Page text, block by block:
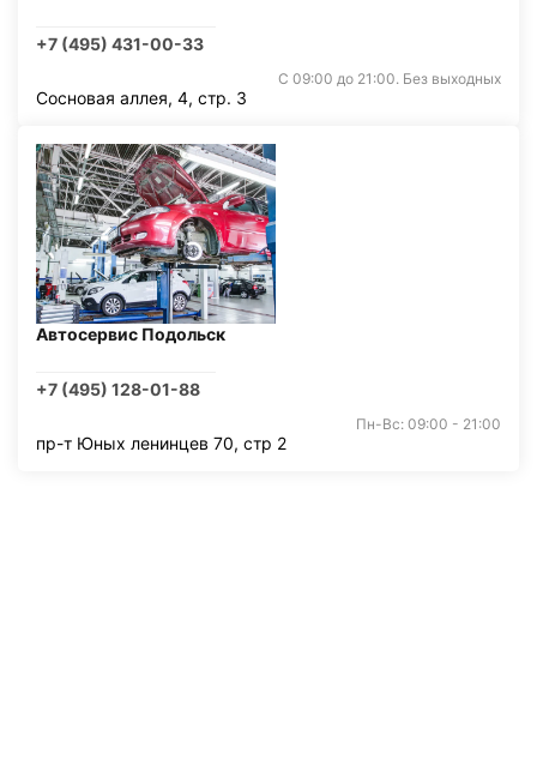
+7 (495) 431-00-33
С 09:00 до 21:00. Без выходных
Сосновая аллея, 4, стр. 3
Автосервис Подольск
+7 (495) 128-01-88
Пн-Вс: 09:00 - 21:00
пр-т Юных ленинцев 70, стр 2